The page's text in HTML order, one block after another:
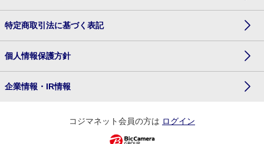
特定商取引法に基づく表記
個人情報保護方針
企業情報・IR情報
コジマネット会員の方は ログイン